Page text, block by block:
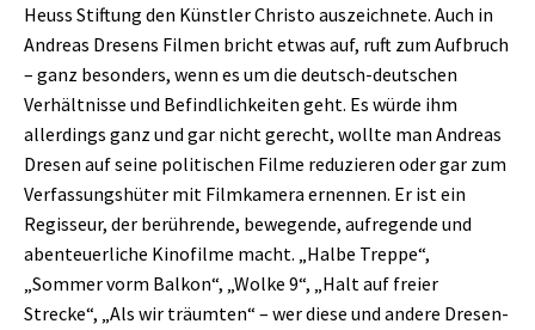
Heuss Stiftung den Künstler Christo auszeichnete. Auch in
Andreas Dresens Filmen bricht etwas auf, ruft zum Aufbruch
– ganz besonders, wenn es um die deutsch-deutschen
Verhältnisse und Befindlichkeiten geht. Es würde ihm
allerdings ganz und gar nicht gerecht, wollte man Andreas
Dresen auf seine politischen Filme reduzieren oder gar zum
Verfassungshüter mit Filmkamera ernennen. Er ist ein
Regisseur, der berührende, bewegende, aufregende und
abenteuerliche Kinofilme macht. „Halbe Treppe“,
„Sommer vorm Balkon“, „Wolke 9“, „Halt auf freier
Strecke“, „Als wir träumten“ – wer diese und andere Dresen-